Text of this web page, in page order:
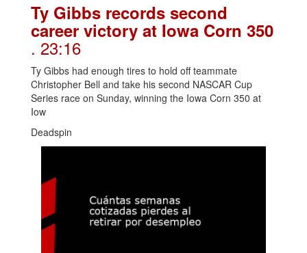
Ty Gibbs records second
career victory at Iowa Corn 350
. 23:16
Ty Gibbs had enough tires to hold off teammate
Christopher Bell and take his second NASCAR Cup
Series race on Sunday, winning the Iowa Corn 350 at
Iow
Deadspin